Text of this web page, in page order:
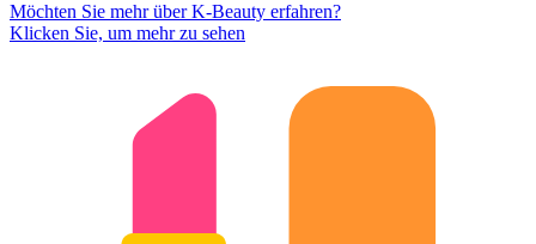
Möchten Sie mehr über K-Beauty erfahren?
Klicken Sie, um mehr zu sehen